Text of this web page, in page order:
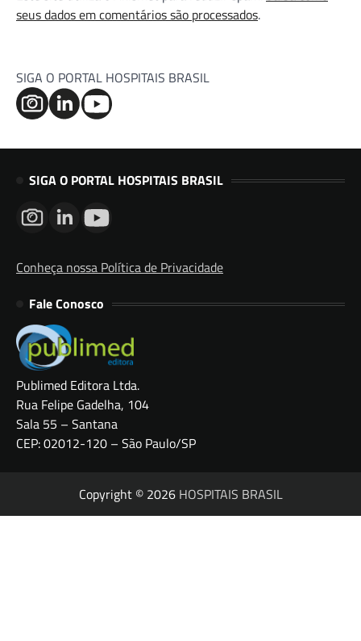
seus dados em comentários são processados.
SIGA O PORTAL HOSPITAIS BRASIL
SIGA O PORTAL HOSPITAIS BRASIL
Conheça nossa Política de Privacidade
Fale Conosco
Publimed Editora Ltda.
Rua Felipe Gadelha, 104
Sala 55 – Santana
CEP: 02012-120 – São Paulo/SP
Copyright © 2026 HOSPITAIS BRASIL